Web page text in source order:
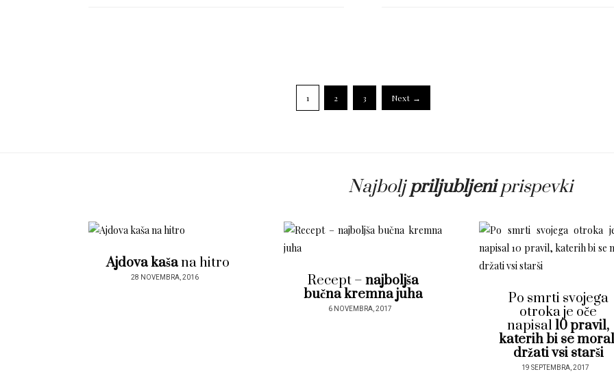
1 2 3 Next →
Najboljpriljubljeniprispevki
Ajdova kašana hitro
28 NOVEMBRA, 2016 Recept – najboljša
bučna kremna juha
6 NOVEMBRA, 2017
Po smrti svojega
otroka je oče
napisal 10 pravil,
katerih bi se
držati vsi starši
19 SEPTEMBRA, 2017